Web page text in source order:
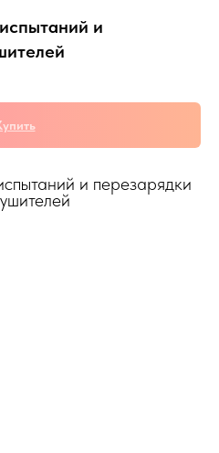
и
и перезарядки